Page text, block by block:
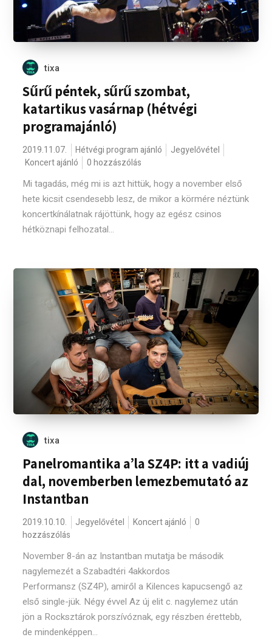
tixa
Sűrű péntek, sűrű szombat,
katartikus vasárnap (hétvégi
programajánló)
2019.11.07. Hétvégi program ajánló
Jegyelővétel
Koncert ajánló
0 hozzászólás
Mi tagadás, még mi is azt hittük, hogy a november első
hete kicsit csendesebb lesz, de mikor a körmére néztünk
koncertkínálatnak rájöttünk, hogy az egész csinos
hétköznapi felhozatal...
tixa
Panelromantika a’la SZ4P: itt a vadiúj
dal, novemberben lemezbemutató az
Instantban
2019.10.10. Jegyelővétel Koncert ajánló
0
hozzászólás
November 8-án az Instantban mutatja be második
nagylemezét a Szabadtéri 4akkordos
Performansz (SZ4P), amiről a Kilences kapucsengő az
első single-jük. Négy évvel Az új elit c. nagylemez után
jön a Rocksztárok porszívóznak, egy részben érettebb,
de mindenképpen...